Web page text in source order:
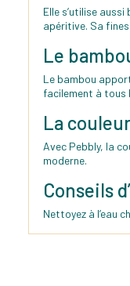
Elle s’utilise
apéritive. Sa
Le
Le bambou
facilement à tous
La
Avec Pebbly, la
moderne.
Conseils
Nettoyez à l’eau